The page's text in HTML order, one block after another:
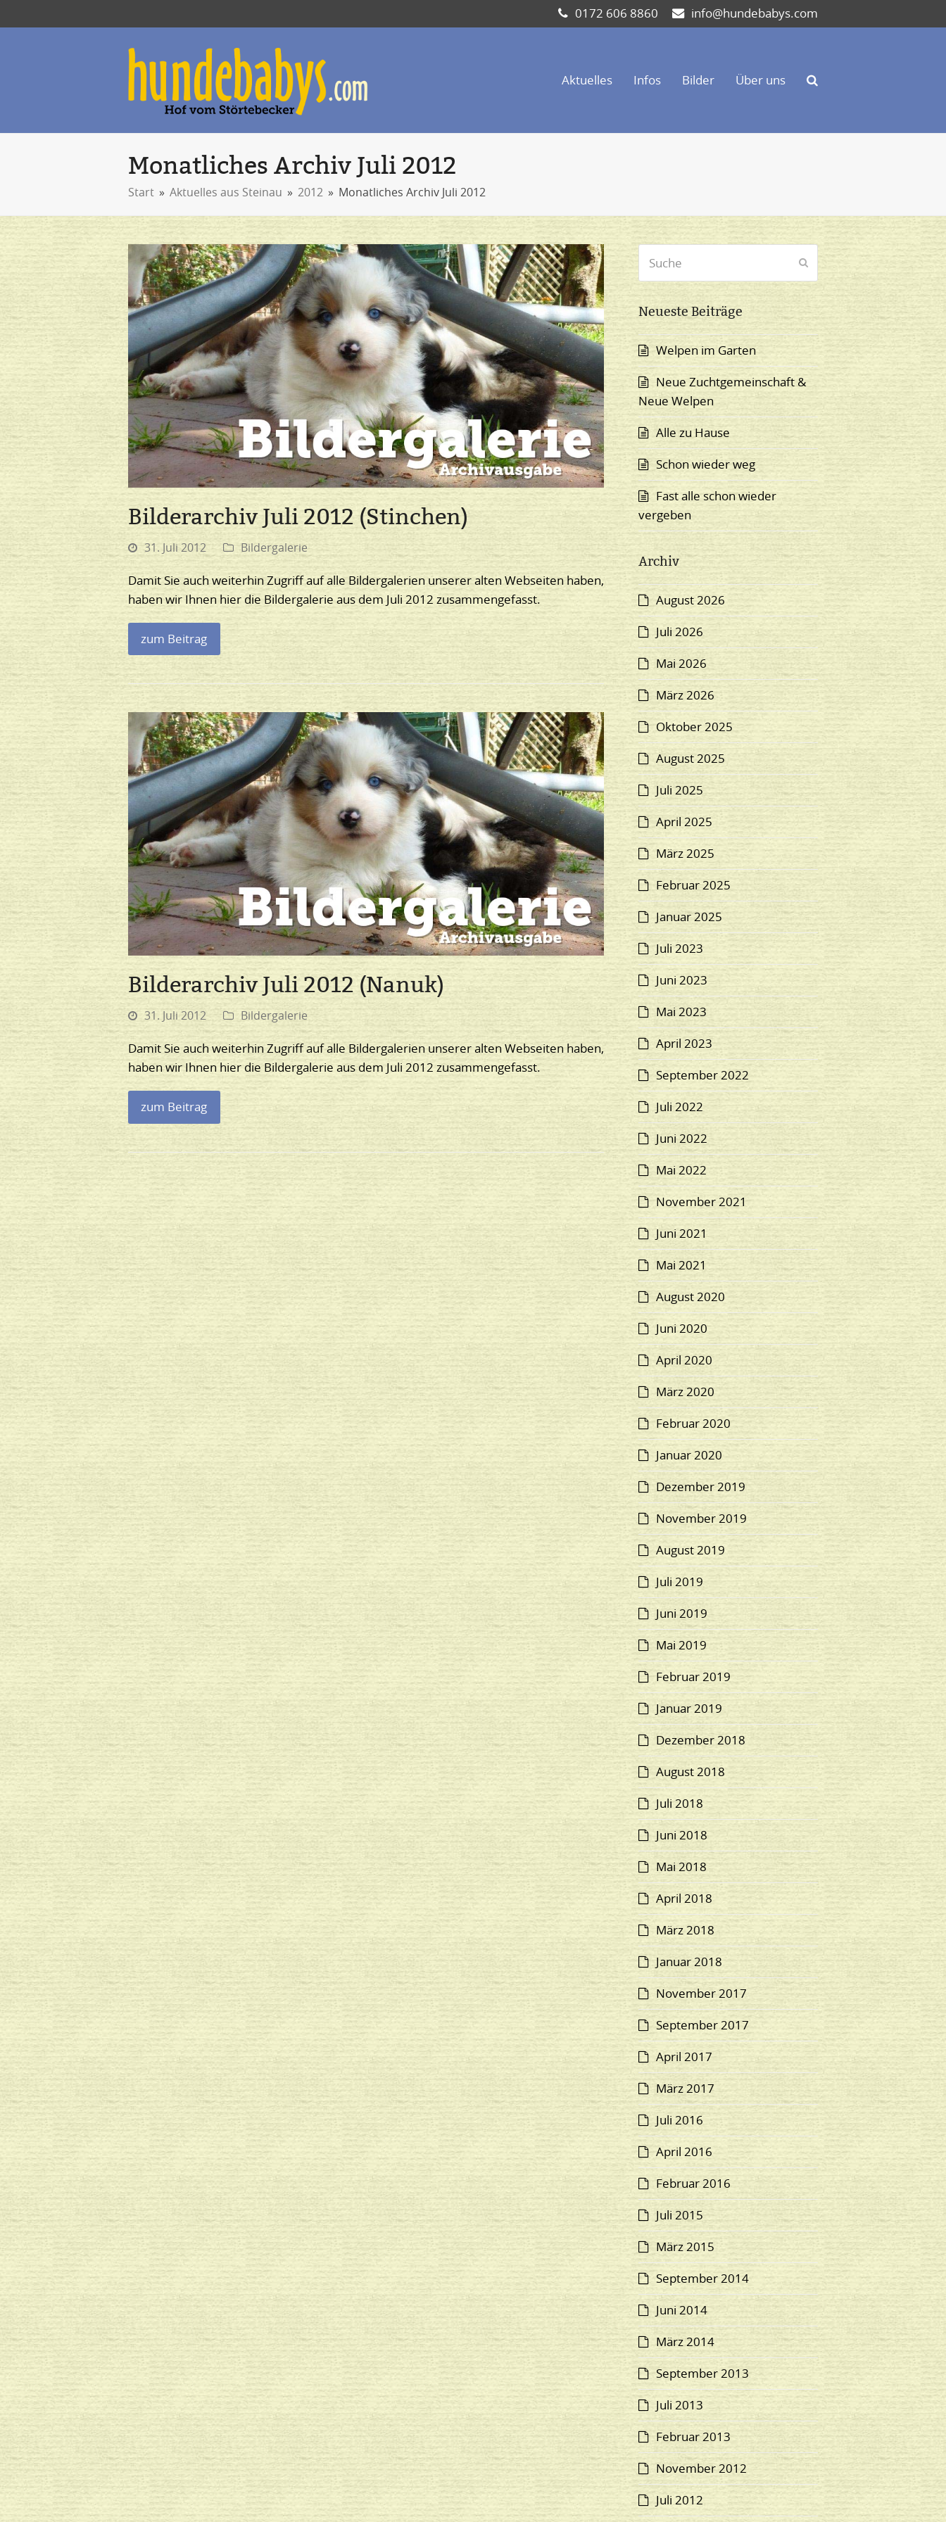
0172 606 8860 info@hundebabys.com
Aktuelles Infos Bilder Über uns
Monatliches Archiv Juli 2012
Start » Aktuelles aus Steinau » 2012 » Monatliches Archiv Juli 2012
Bilderarchiv Juli 2012 (Stinchen)
31. Juli 2012 Bildergalerie
Damit Sie auch weiterhin Zugriff auf alle Bildergalerien unserer alten Webseiten haben,
haben wir Ihnen hier die Bildergalerie aus dem Juli 2012 zusammengefasst.
zum Beitrag
Bilderarchiv Juli 2012 (Nanuk)
31. Juli 2012 Bildergalerie
Damit Sie auch weiterhin Zugriff auf alle Bildergalerien unserer alten Webseiten haben,
haben wir Ihnen hier die Bildergalerie aus dem Juli 2012 zusammengefasst.
zum Beitrag
Senden
Neueste Beiträge
Welpen im Garten
Neue Zuchtgemeinschaft &
Neue Welpen
Alle zu Hause
Schon wieder weg
Fast alle schon wieder
vergeben
Archiv
August 2026
Juli 2026
Mai 2026
März 2026
Oktober 2025
August 2025
Juli 2025
April 2025
März 2025
Februar 2025
Januar 2025
Juli 2023
Juni 2023
Mai 2023
April 2023
September 2022
Juli 2022
Juni 2022
Mai 2022
November 2021
Juni 2021
Mai 2021
August 2020
Juni 2020
April 2020
März 2020
Februar 2020
Januar 2020
Dezember 2019
November 2019
August 2019
Juli 2019
Juni 2019
Mai 2019
Februar 2019
Januar 2019
Dezember 2018
August 2018
Juli 2018
Juni 2018
Mai 2018
April 2018
März 2018
Januar 2018
November 2017
September 2017
April 2017
März 2017
Juli 2016
April 2016
Februar 2016
Juli 2015
März 2015
September 2014
Juni 2014
März 2014
September 2013
Juli 2013
Februar 2013
November 2012
Juli 2012